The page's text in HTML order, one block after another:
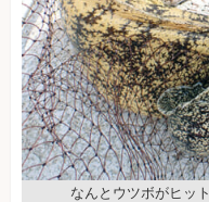
なんとウツボがヒット